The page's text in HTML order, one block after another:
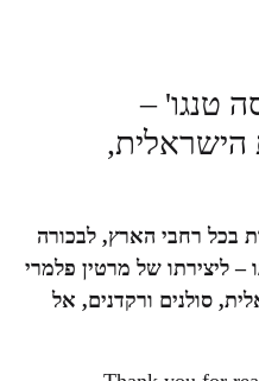
טנגו' –
הישראלית,
בכל רחבי הארץ, לבכורה
ליצירתו של מרטין פלמרי
סולנים ורקדנים, אל